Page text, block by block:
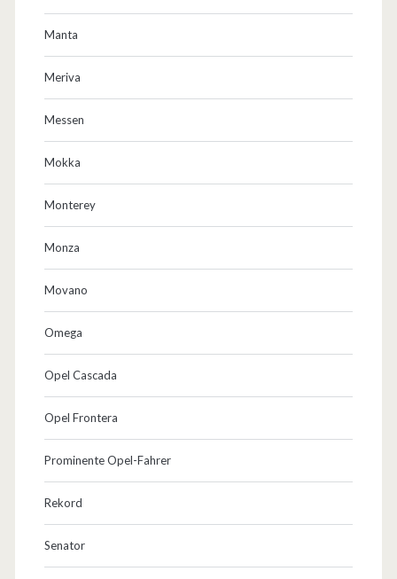
Manta
Meriva
Messen
Mokka
Monterey
Monza
Movano
Omega
Opel Cascada
Opel Frontera
Prominente Opel-Fahrer
Rekord
Senator